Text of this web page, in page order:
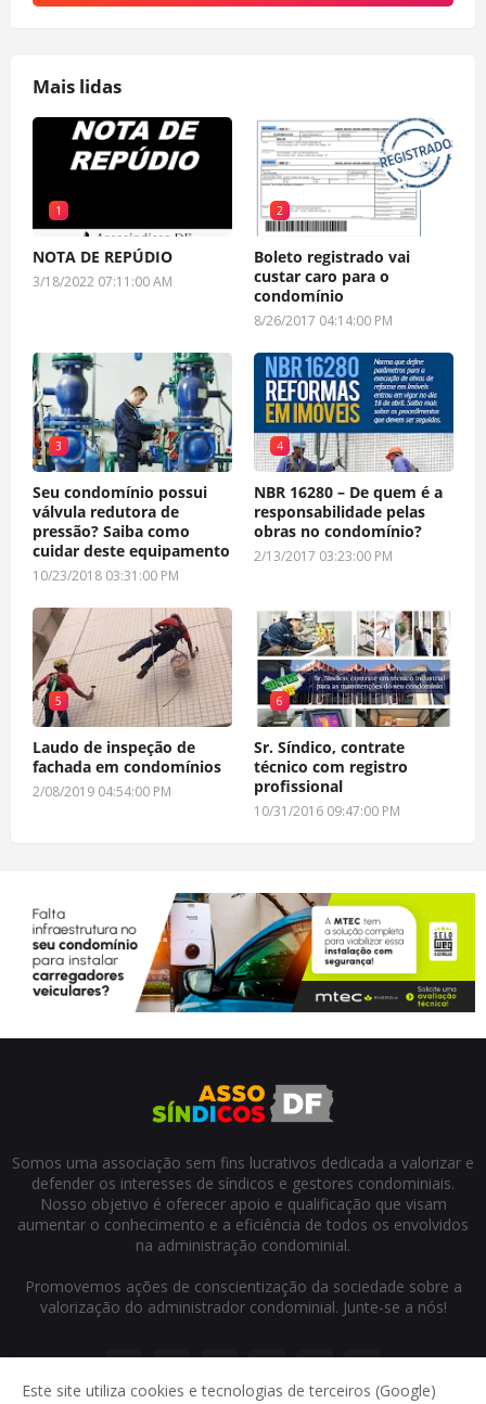
Mais lidas
1
NOTA DE REPÚDIO
3/18/2022 07:11:00 AM
2
Boleto registrado vai
custar caro para o
condomínio
8/26/2017 04:14:00 PM
3
Seu condomínio possui
válvula redutora de
pressão? Saiba como
cuidar deste equipamento
10/23/2018 03:31:00 PM
4
NBR 16280 – De quem é a
responsabilidade pelas
obras no condomínio?
2/13/2017 03:23:00 PM
5
Laudo de inspeção de
fachada em condomínios
2/08/2019 04:54:00 PM
6
Sr. Síndico, contrate
técnico com registro
profissional
10/31/2016 09:47:00 PM
Somos uma associação sem fins lucrativos dedicada a valorizar e
defender os interesses de síndicos e gestores condominiais.
Nosso objetivo é oferecer apoio e qualificação que visam
aumentar o conhecimento e a eficiência de todos os envolvidos
na administração condominial.
Promovemos ações de conscientização da sociedade sobre a
valorização do administrador condominial. Junte-se a nós!
Este site utiliza cookies e tecnologias de terceiros (Google)